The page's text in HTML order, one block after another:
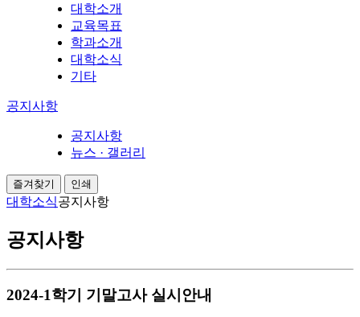
대학소개
교육목표
학과소개
대학소식
기타
공지사항
공지사항
뉴스 · 갤러리
즐겨찾기 인쇄
대학소식공지사항
공지사항
2024-1학기 기말고사 실시안내